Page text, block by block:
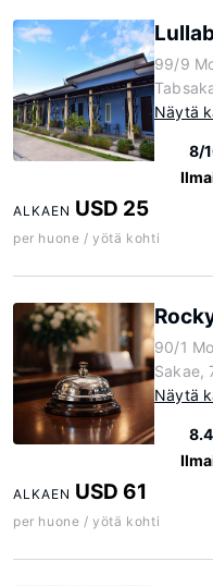
99/9
Näytä
8/
ALKAEN USD 25
per huone / yötä kohti
90/1
Sakae,
Näytä
ALKAEN USD 61
per huone / yötä kohti